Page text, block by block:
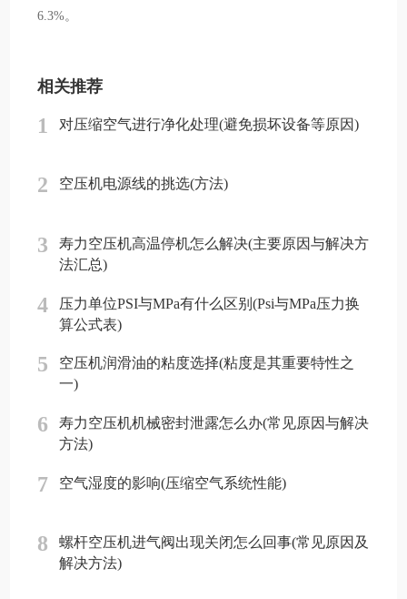
6.3%。
相关推荐
1 对压缩空气进行净化处理(避免损坏设备等原因)
2 空压机电源线的挑选(方法)
3
寿力空压机高温停机怎么解决(主要原因与解决方
法汇总)
4
压力单位PSI与MPa有什么区别(Psi与MPa压力换
算公式表)
5
空压机润滑油的粘度选择(粘度是其重要特性之
一)
6
寿力空压机机械密封泄露怎么办(常见原因与解决
方法)
7 空气湿度的影响(压缩空气系统性能)
8
螺杆空压机进气阀出现关闭怎么回事(常见原因及
解决方法)